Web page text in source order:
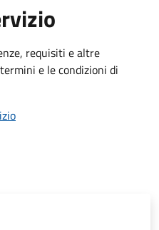
requisiti e altre
e le condizioni di